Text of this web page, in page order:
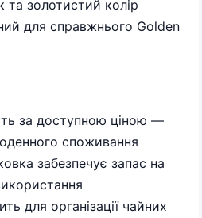
та золотистий колір
для справжнього Golden
за доступною ціною —
споживання
забезпечує запас на
для організації чайних